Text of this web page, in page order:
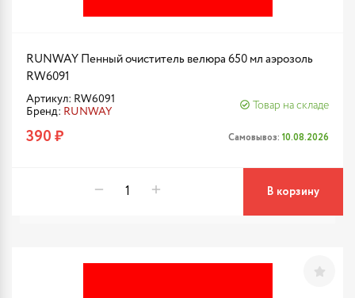
RUNWAY Пенный очиститель велюра 650 мл аэрозоль
RW6091
Артикул: RW6091
Бренд: RUNWAY
Товар на складе
390 ₽ Самовывоз: 10.08.2026
В корзину